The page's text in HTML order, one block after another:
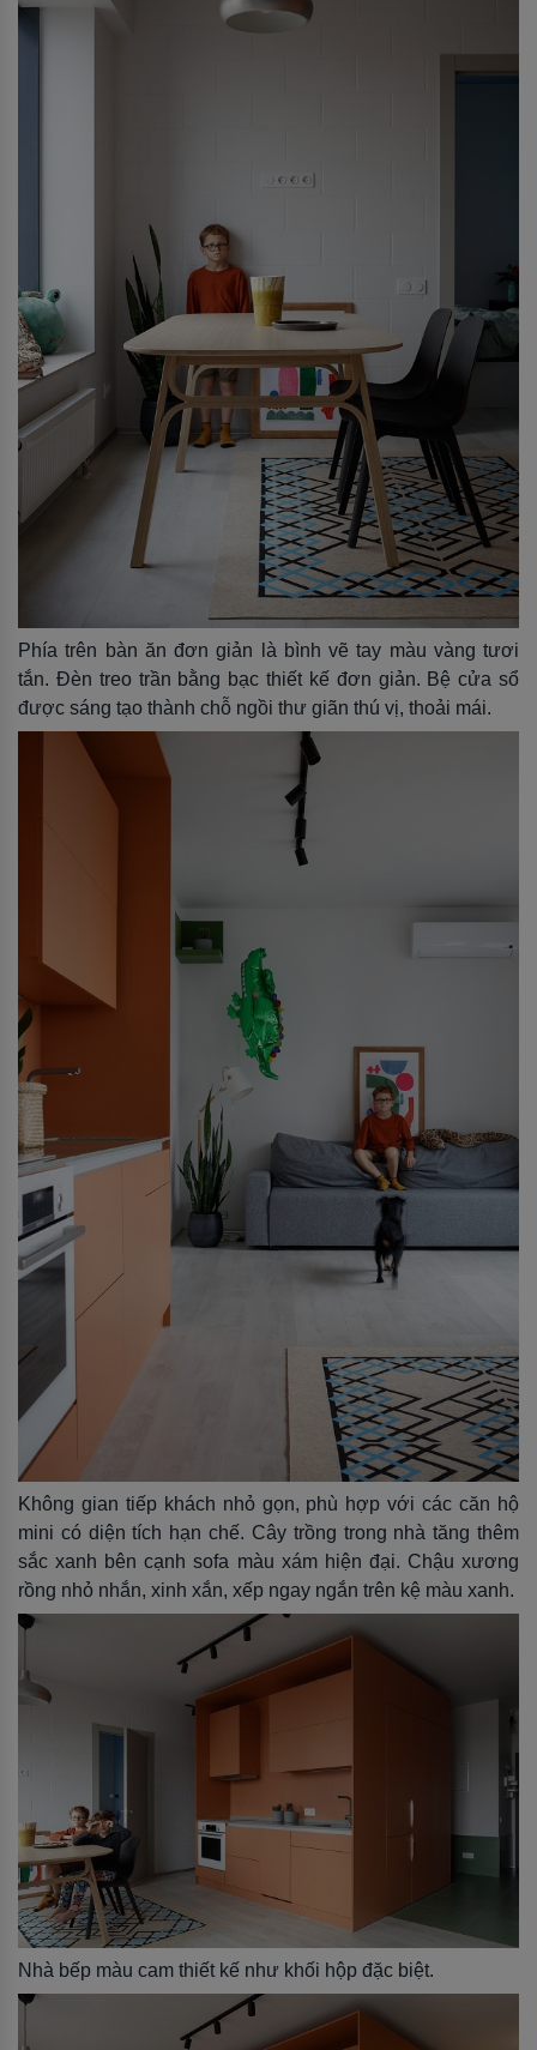
Phía trên bàn ăn đơn giản là bình vẽ tay màu vàng tươi
tắn. Đèn treo trần bằng bạc thiết kế đơn giản. Bệ cửa sổ
được sáng tạo thành chỗ ngồi thư giãn thú vị, thoải mái.
Không gian tiếp khách nhỏ gọn, phù hợp với các căn hộ
mini có diện tích hạn chế. Cây trồng trong nhà tăng thêm
sắc xanh bên cạnh sofa màu xám hiện đại. Chậu xương
rồng nhỏ nhắn, xinh xắn, xếp ngay ngắn trên kệ màu xanh.
Nhà bếp màu cam thiết kế như khối hộp đặc biệt.